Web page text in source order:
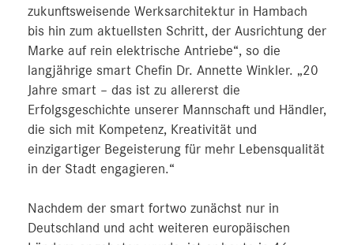
zukunftsweisende Werksarchitektur in Hambach
bis hin zum aktuellsten Schritt, der Ausrichtung der
Marke auf rein elektrische Antriebe“, so die
langjährige smart Chefin Dr. Annette Winkler. „20
Jahre smart – das ist zu allererst die
Erfolgsgeschichte unserer Mannschaft und Händler,
die sich mit Kompetenz, Kreativität und
einzigartiger Begeisterung für mehr Lebensqualität
in der Stadt engagieren.“
Nachdem der smart fortwo zunächst nur in
Deutschland und acht weiteren europäischen